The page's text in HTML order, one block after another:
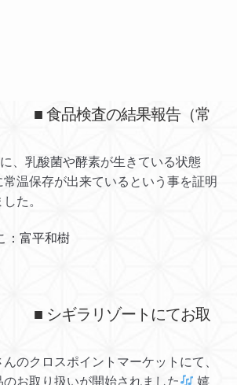
■ 食品検査の結果報告（常
、乳酸菌や酵素が生きている状態
温保存が出来ているという事を証明
た。
：富平和樹
■ シギラリゾートにてお取
のクロスポイントマーケットにて、
お取り扱いが開始されました
嬉